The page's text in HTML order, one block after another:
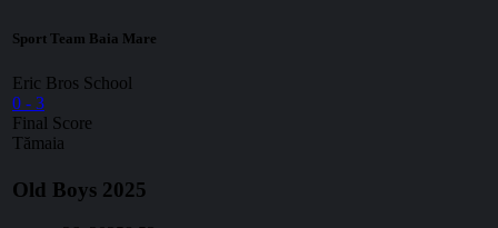
Sport Team Baia Mare
Eric Bros School
0 - 3
Final Score
Tămaia
Old Boys 2025